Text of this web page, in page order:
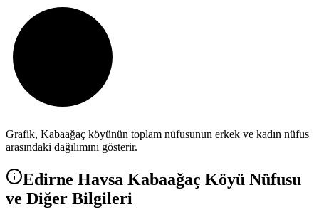
Grafik, Kabaağaç köyünün toplam nüfusunun erkek ve kadın nüfus
arasındaki dağılımını gösterir.
Edirne Havsa Kabaağaç Köyü Nüfusu
ve Diğer Bilgileri